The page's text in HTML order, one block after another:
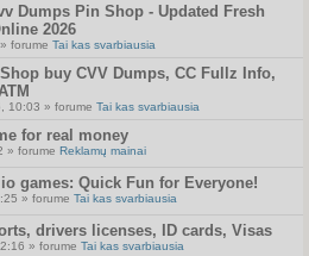
Dumps Pin Shop - Updated Fresh
2026
forume Tai kas svarbiausia
buy CVV Dumps, CC Fullz Info,
10:03 » forume Tai kas svarbiausia
for real money
» forume Reklamų mainai
games: Quick Fun for Everyone!
» forume Tai kas svarbiausia
drivers licenses, ID cards, Visas
» forume Tai kas svarbiausia